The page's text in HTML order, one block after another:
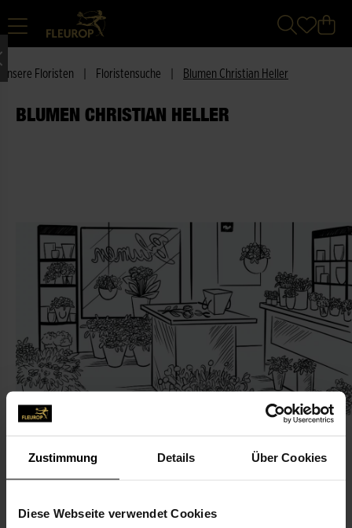
Zustimmung Details Über Cookies
Diese Webseite verwendet Cookies
Unsere Floristen Floristensuche Blumen Christian Heller
BLUMEN CHRISTIAN HELLER
KONTAKT